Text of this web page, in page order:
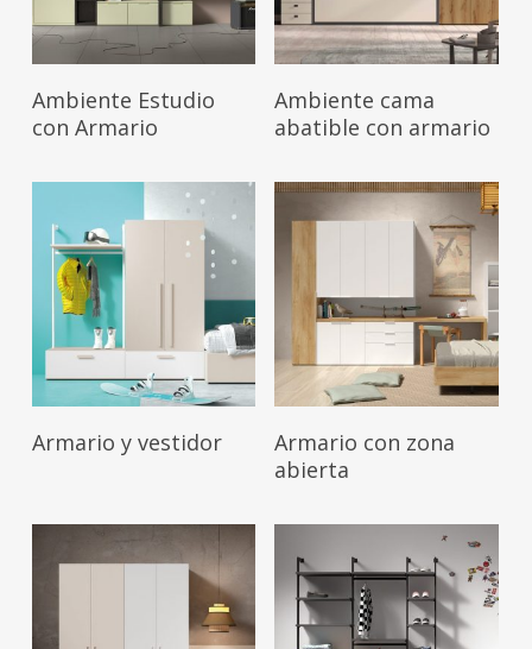
Leer Más
Ambiente Estudio
con Armario
Leer Más
Ambiente cama
abatible con armario
Leer Más
Armario y vestidor
Armario con zona
abierta